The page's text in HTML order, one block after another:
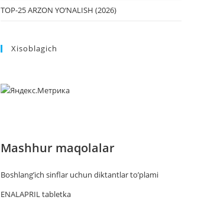
TOP-25 ARZON YO‘NALISH (2026)
Xisoblagich
Mashhur maqolalar
Boshlang’ich sinflar uchun diktantlar to’plami
ENALAPRIL tabletka